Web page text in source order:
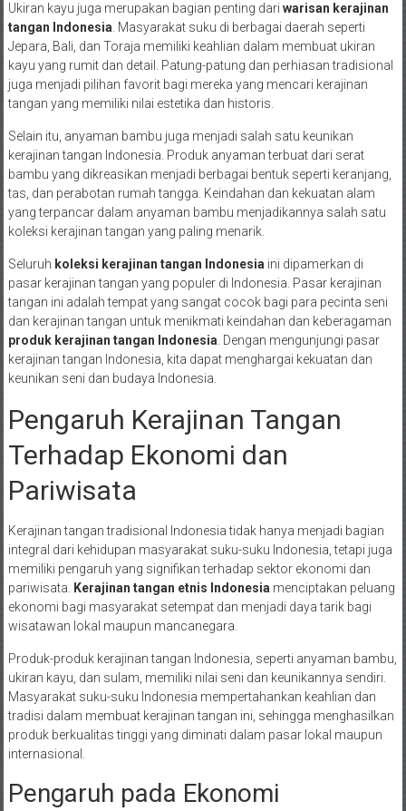
Ukiran kayu juga merupakan bagian penting dari warisan kerajinan
tangan Indonesia . Masyarakat suku di berbagai daerah seperti
Jepara, Bali, dan Toraja memiliki keahlian dalam membuat ukiran
kayu yang rumit dan detail. Patung-patung dan perhiasan tradisional
juga menjadi pilihan favorit bagi mereka yang mencari kerajinan
tangan yang memiliki nilai estetika dan historis.
Selain itu, anyaman bambu juga menjadi salah satu keunikan
kerajinan tangan Indonesia. Produk anyaman terbuat dari serat
bambu yang dikreasikan menjadi berbagai bentuk seperti keranjang,
tas, dan perabotan rumah tangga. Keindahan dan kekuatan alam
yang terpancar dalam anyaman bambu menjadikannya salah satu
koleksi kerajinan tangan yang paling menarik.
Seluruh koleksi kerajinan tangan Indonesia ini dipamerkan di
pasar kerajinan tangan yang populer di Indonesia. Pasar kerajinan
tangan ini adalah tempat yang sangat cocok bagi para pecinta seni
dan kerajinan tangan untuk menikmati keindahan dan keberagaman
produk kerajinan tangan Indonesia . Dengan mengunjungi pasar
kerajinan tangan Indonesia, kita dapat menghargai kekuatan dan
keunikan seni dan budaya Indonesia.
Pengaruh Kerajinan Tangan
Terhadap Ekonomi dan
Pariwisata
Kerajinan tangan tradisional Indonesia tidak hanya menjadi bagian
integral dari kehidupan masyarakat suku-suku Indonesia, tetapi juga
memiliki pengaruh yang signifikan terhadap sektor ekonomi dan
pariwisata.
Kerajinan tangan etnis Indonesia menciptakan peluang
ekonomi bagi masyarakat setempat dan menjadi daya tarik bagi
wisatawan lokal maupun mancanegara.
Produk-produk kerajinan tangan Indonesia, seperti anyaman bambu,
ukiran kayu, dan sulam, memiliki nilai seni dan keunikannya sendiri.
Masyarakat suku-suku Indonesia mempertahankan keahlian dan
tradisi dalam membuat kerajinan tangan ini, sehingga menghasilkan
produk berkualitas tinggi yang diminati dalam pasar lokal maupun
internasional.
Pengaruh pada Ekonomi